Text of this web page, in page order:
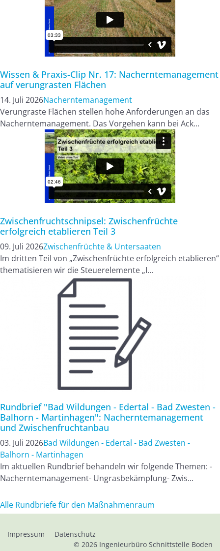
Wissen & Praxis-Clip Nr. 17: Nacherntemanagement
auf verungrasten Flächen
14. Juli 2026Nacherntemanagement
Verungraste Flächen stellen hohe Anforderungen an das
Nacherntemanagement. Das Vorgehen kann bei Ack...
Zwischenfruchtschnipsel: Zwischenfrüchte
erfolgreich etablieren Teil 3
09. Juli 2026Zwischenfrüchte & Untersaaten
Im dritten Teil von „Zwischenfrüchte erfolgreich etablieren“
thematisieren wir die Steuerelemente „I...
Rundbrief "Bad Wildungen - Edertal - Bad Zwesten -
Balhorn - Martinhagen": Nacherntemanagement
und Zwischenfruchtanbau
03. Juli 2026Bad Wildungen - Edertal - Bad Zwesten -
Balhorn - Martinhagen
Im aktuellen Rundbrief behandeln wir folgende Themen: -
Nacherntemanagement- Ungrasbekämpfung- Zwis...
Alle Rundbriefe für den Maßnahmenraum
Impressum
Datenschutz
© 2026 Ingenieurbüro Schnittstelle Boden